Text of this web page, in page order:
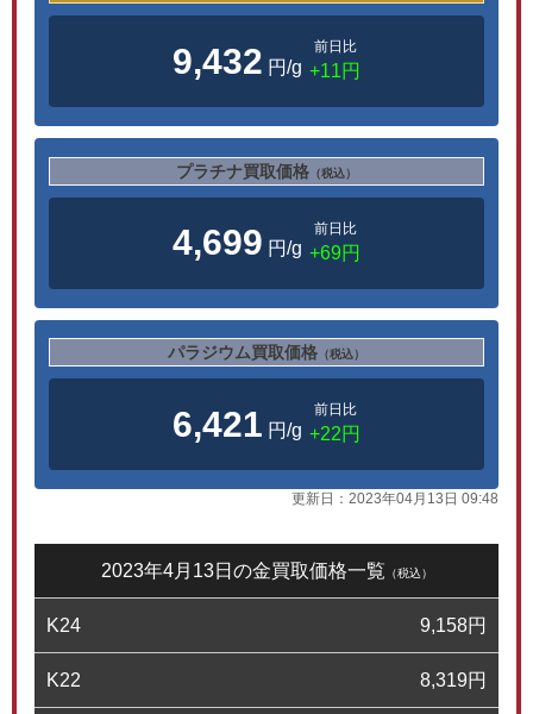
9,432 円/g
前日比
+11円
プラチナ買取価格 （税込）
4,699 円/g
前日比
+69円
パラジウム買取価格 （税込）
6,421 円/g
前日比
+22円
更新日： 2023年04月13日 09:48
2023年4月13日の金買取価格一覧 （税込）
K24 9,158円
K22 8,319円